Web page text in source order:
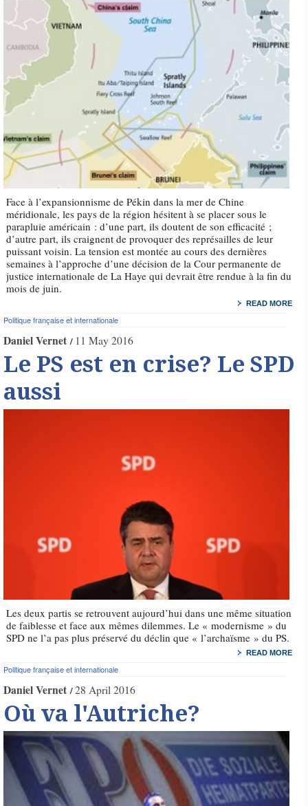
Face à l’expansionnisme de Pékin dans la mer de Chine
méridionale, les pays de la région hésitent à se placer sous le
parapluie américain : d’une part, ils doutent de son efficacité ;
d’autre part, ils craignent de provoquer des représailles de leur
puissant voisin. La tension est montée au cours des dernières
semaines à l’approche d’une décision de la Cour permanente de
justice internationale de La Haye qui devrait être rendue à la fin du
mois de juin.
READ MORE
Politique française et internationale
Daniel Vernet 11 May 2016
Le PS est en crise? Le SPD
aussi
Les deux partis se retrouvent aujourd’hui dans une même situation
de faiblesse et face aux mêmes dilemmes. Le « modernisme » du
SPD ne l’a pas plus préservé du déclin que « l’archaïsme » du PS.
READ MORE
Politique française et internationale
Daniel Vernet 28 April 2016
Où va l'Autriche?